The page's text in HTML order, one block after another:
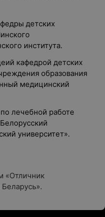
детских
института.
кафедрой детских
образования
медицинский
лечебной работе
университет».
«Отличник